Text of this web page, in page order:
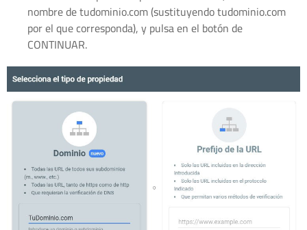
nombre de tudominio.com (sustituyendo tudominio.com
por el que corresponda), y pulsa en el botón de
CONTINUAR.